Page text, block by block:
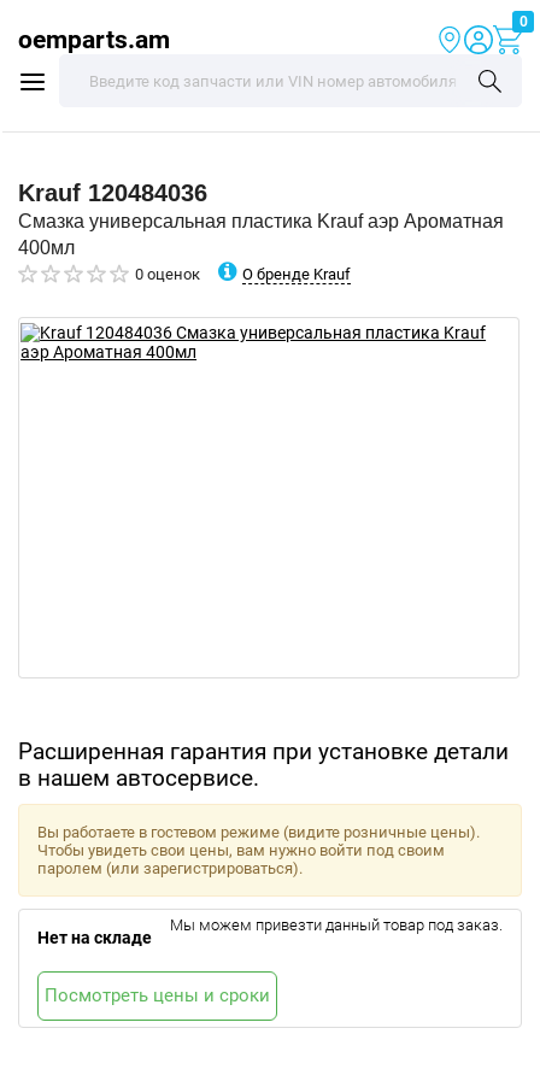
oemparts.am
0
Krauf 120484036
Смазка универсальная пластика Krauf аэр Ароматная
400мл
0 оценок О бренде Krauf
Расширенная гарантия при установке детали
в нашем автосервисе.
Вы работаете в гостевом режиме (видите розничные цены).
Чтобы увидеть свои цены, вам нужно войти под своим
паролем (или зарегистрироваться).
Нет на складе
Мы можем привезти данный товар под заказ.
Посмотреть цены и сроки